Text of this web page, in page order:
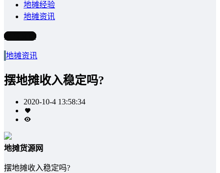
地摊经验
地摊资讯
写文章
地摊资讯
摆地摊收入稳定吗?
2020-10-4 13:58:34
地摊货源网
摆地摊收入稳定吗?